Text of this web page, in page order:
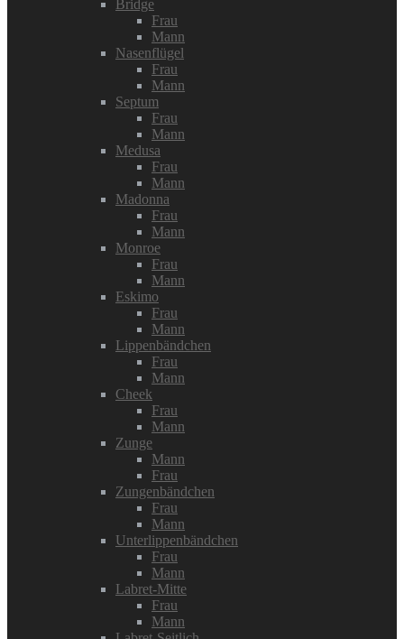
Bridge
Frau
Mann
Nasenflügel
Frau
Mann
Septum
Frau
Mann
Medusa
Frau
Mann
Madonna
Frau
Mann
Monroe
Frau
Mann
Eskimo
Frau
Mann
Lippenbändchen
Frau
Mann
Cheek
Frau
Mann
Zunge
Mann
Frau
Zungenbändchen
Frau
Mann
Unterlippenbändchen
Frau
Mann
Labret-Mitte
Frau
Mann